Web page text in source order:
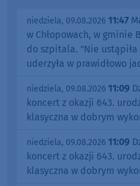
piątek, 07.08.2026 09:26
dziesiąty. Jutrzejszy
zakończy Grand Prix
Więcej sportu w
OSTATNIO
niedziela, 09.08.2026 11:47
w Chłopowach, w gminie